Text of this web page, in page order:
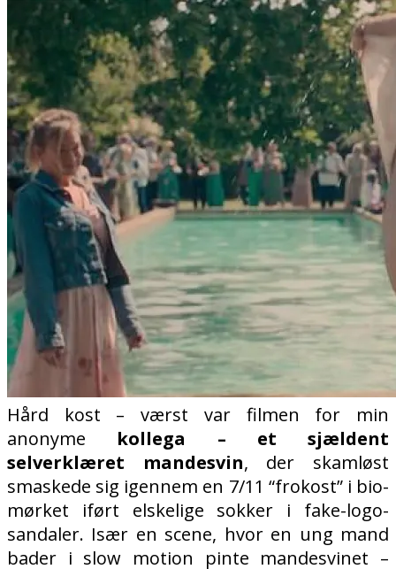
Hård kost – værst var filmen for min
anonyme kollega – et sjældent
selverklæret mandesvin, der skamløst
smaskede sig igennem en 7/11 “frokost” i bio-
mørket iført elskelige sokker i fake-logo-
sandaler. Især en scene, hvor en ung mand
bader i slow motion pinte mandesvinet –